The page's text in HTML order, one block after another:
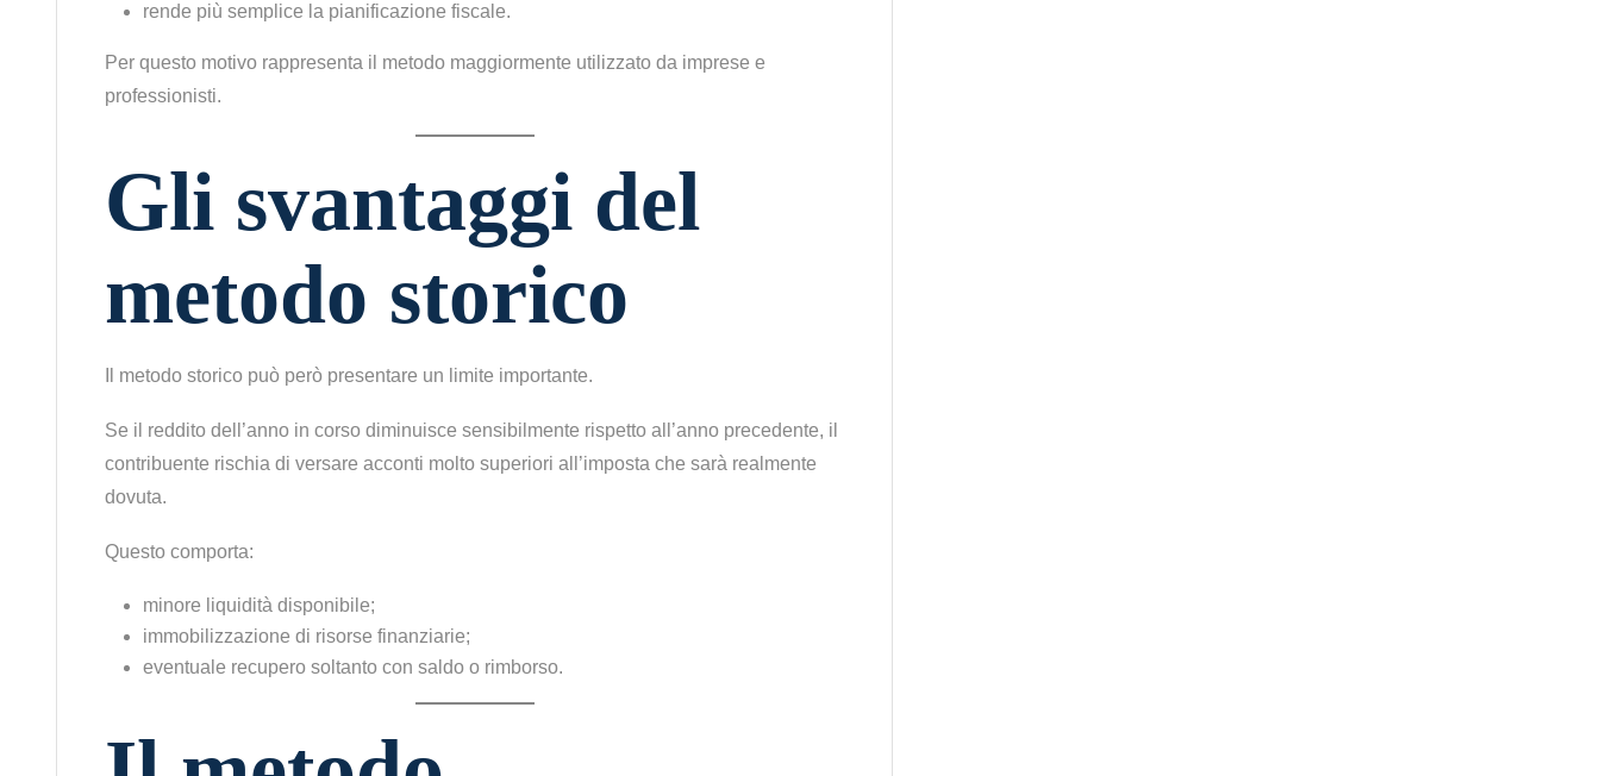
rende più semplice la pianificazione fiscale.
Per questo motivo rappresenta il metodo maggiormente utilizzato da imprese e
professionisti.
Gli svantaggi del
metodo storico
Il metodo storico può però presentare un limite importante.
Se il reddito dell’anno in corso diminuisce sensibilmente rispetto all’anno precedente, il
contribuente rischia di versare acconti molto superiori all’imposta che sarà realmente
dovuta.
Questo comporta:
minore liquidità disponibile;
immobilizzazione di risorse finanziarie;
eventuale recupero soltanto con saldo o rimborso.